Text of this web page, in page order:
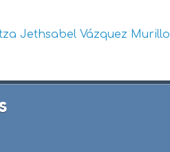
Jethsabel Vázquez Murillo